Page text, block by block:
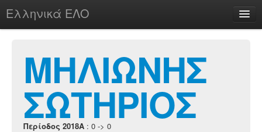
Ελληνικά ΕΛΟ
chesstu.be @ discord
Login
ΜΗΛΙΩΝΗΣ
ΣΩΤΗΡΙΟΣ
Περίοδος 2018A : 0 -> 0